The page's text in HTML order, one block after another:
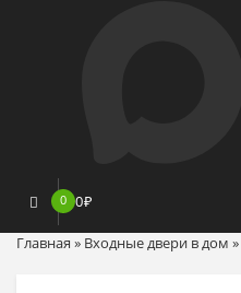
0 0₽
Главная » Входные двери в дом »